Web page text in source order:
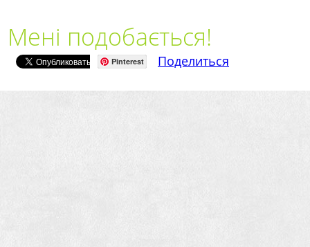
Мені подобається!
Pinterest Поделиться